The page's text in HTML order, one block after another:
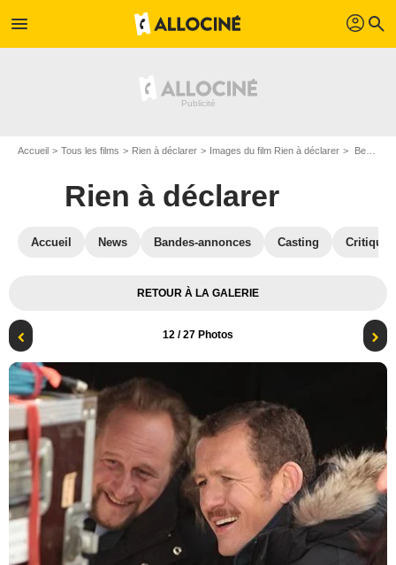
menu profil search
Accueil Tous les films Rien à déclarer Images du film Rien à déclarer Benoît Poelvoorde & Dany Boon
Rien à déclarer
Accueil News Bandes-annonces Casting
RETOUR À LA GALERIE
12 / 27 Photos